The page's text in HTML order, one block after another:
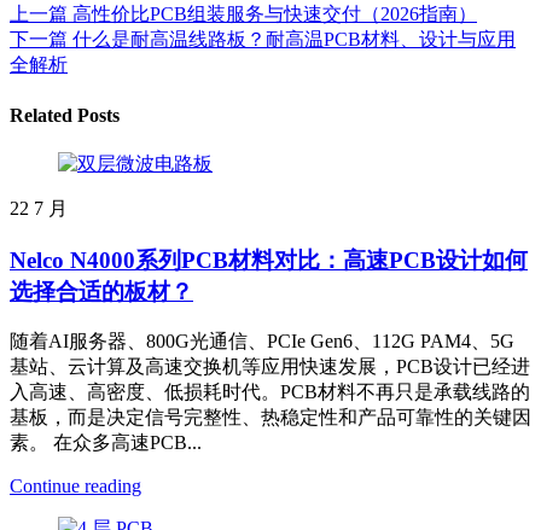
上一篇 高性价比PCB组装服务与快速交付（2026指南）
下一篇 什么是耐高温线路板？耐高温PCB材料、设计与应用
全解析
Related Posts
22 7 月
Nelco N4000系列PCB材料对比：高速PCB设计如何
选择合适的板材？
随着AI服务器、800G光通信、PCIe Gen6、112G PAM4、5G
基站、云计算及高速交换机等应用快速发展，PCB设计已经进
入高速、高密度、低损耗时代。PCB材料不再只是承载线路的
基板，而是决定信号完整性、热稳定性和产品可靠性的关键因
素。 在众多高速PCB...
Continue reading